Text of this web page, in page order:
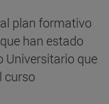
plan formativo
han estado
Universitario que
curso